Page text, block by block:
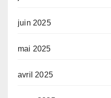
juin 2025
mai 2025
avril 2025